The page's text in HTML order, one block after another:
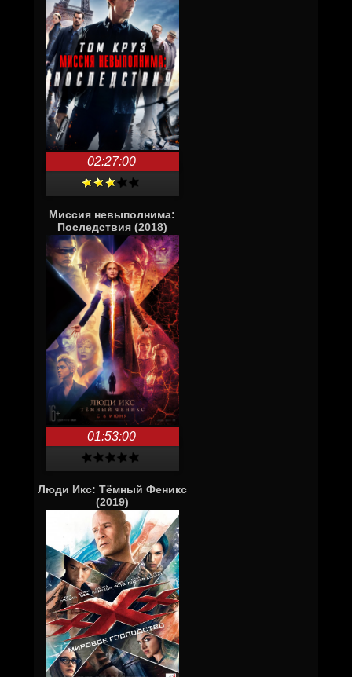
02:27:00
Миссия невыполнима:
Последствия (2018)
01:53:00
Люди Икс: Тёмный Феникс
(2019)